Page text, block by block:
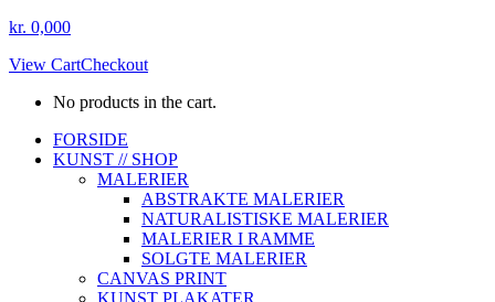
kr. 0,000
View CartCheckout
No products in the cart.
Instagram
page
Facebook
page
FORSIDE
KUNST // SHOP
MALERIER
ABSTRAKTE MALERIER
NATURALISTISKE MALERIER
MALERIER I RAMME
SOLGTE MALERIER
CANVAS PRINT
KUNST PLAKATER